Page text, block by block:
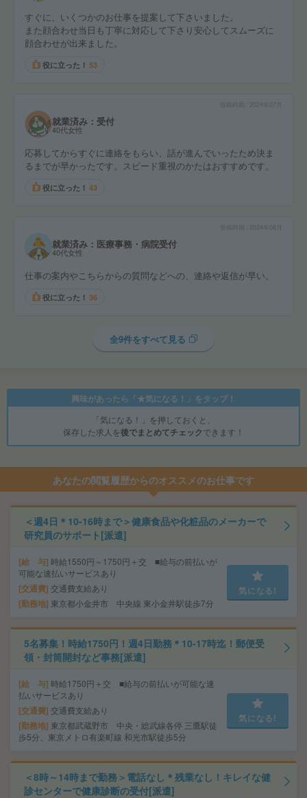
すぐに、いくつかのお仕事を提案して下さいました。
また顔合わせ当日も丁寧に対応して下さり安心してスムーズに
顔合わせが出来ました。
役に立った！ 53
2024年07月
就業済み：受付
40代女性
応募してからすぐに連絡をもらい、話が進んでいったため決ま
るまでが早かったです。スピード重視のかたはおすすめです。
役に立った！ 43
2024年08月
就業済み：医療事務・病院受付
40代女性
仕事の案内やこちらからの質問などへの、連絡や返信が早い。
役に立った！ 36
全9件をすべて見る
興味があったら「★気になる！」をタップ！
「気になる！」を押しておくと、
保存した求人を後でまとめてチェックできます！
あなたの閲覧履歴からのオススメのお仕事です
＜週4日＊10-16時まで＞健康食品や化粧品のメーカーで
研究員のサポート[派遣]
給 与 時給1550円～1750円＋交 ■給与の前払いが
可能な速払いサービスあり
交通費 交通費支給あり
勤務地 東京都小金井市 中央線 東小金井駅徒歩7分
気になる!
5名募集！時給1750円！週4日勤務＊10-17時迄！郵便受
領・封筒開封など事務[派遣]
給 与 時給1750円＋交 ■給与の前払いが可能な速
払いサービスあり
交通費 交通費支給あり
勤務地 東京都武蔵野市 中央・総武線各停 三鷹駅徒
歩5分、東京メトロ有楽町線 和光市駅徒歩5分
気になる!
＜8時～14時まで勤務＞電話なし＊残業なし！キレイな健
診センターで健康診断の受付[派遣]